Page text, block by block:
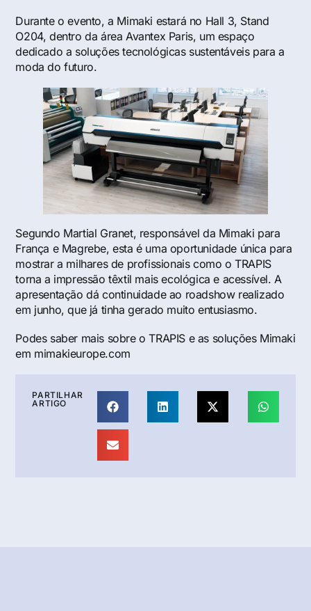
Durante o evento, a Mimaki estará no Hall 3, Stand
O204, dentro da área Avantex Paris, um espaço
dedicado a soluções tecnológicas sustentáveis para a
moda do futuro.
Segundo Martial Granet, responsável da Mimaki para
França e Magrebe, esta é uma oportunidade única para
mostrar a milhares de profissionais como o TRAPIS
torna a impressão têxtil mais ecológica e acessível. A
apresentação dá continuidade ao roadshow realizado
em junho, que já tinha gerado muito entusiasmo.
Podes saber mais sobre o TRAPIS e as soluções Mimaki
em mimakieurope.com
PARTILHAR
ARTIGO